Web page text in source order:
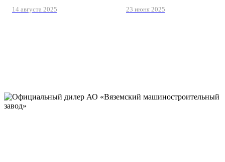
14 августа 2025 23 июня 2025